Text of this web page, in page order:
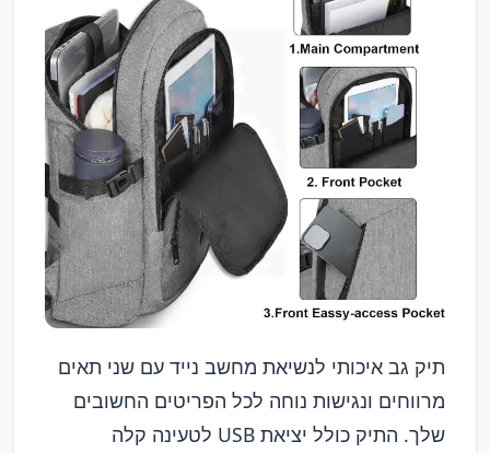
תיק גב איכותי לנשיאת מחשב נייד עם שני תאים
מרווחים ונגישות נוחה לכל הפריטים החשובים
שלך. התיק כולל יציאת USB לטעינה קלה